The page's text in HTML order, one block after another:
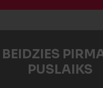
BEIDZIES
PUSLAIKS